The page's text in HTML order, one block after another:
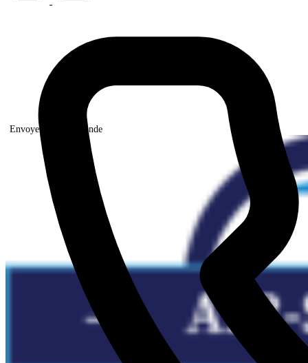
Envoyer votre demande